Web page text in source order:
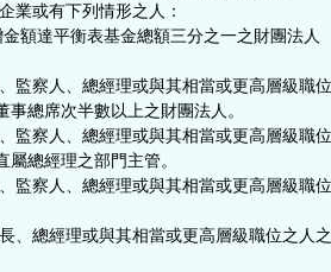
業或有下列情形之人：
額達平衡表基金總額三分之一之財團法人
監察人、總經理或與其相當或更高層級職
總席次半數以上之財團法人。
監察人、總經理或與其相當或更高層級職
總經理之部門主管。
監察人、總經理或與其相當或更高層級職
、總經理或與其相當或更高層級職位之人